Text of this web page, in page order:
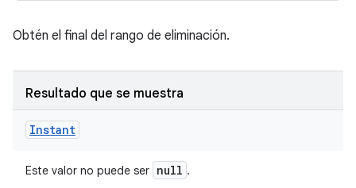
Obtén el final del rango de eliminación.
Resultado que se muestra
Instant
Este valor no puede ser null .